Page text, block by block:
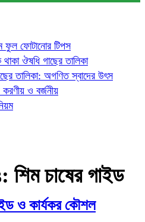
ফুল ফোটানোর টিপস
ঔষধি গাছের তালিকা
তালিকা: অগণিত স্বাদের উৎস
ও বর্জনীয়
শিম চাষের গাইড
ও কার্যকর কৌশল